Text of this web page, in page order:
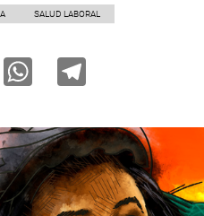
SALUD LABORAL
WhatsApp